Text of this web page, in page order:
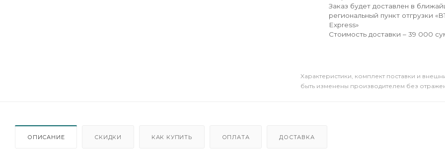
Заказ будет доставлен в
региональный пункт отгрузки
Express»
Стоимость доставки – 39 000
Xарактеристики, комплект поставки и
быть изменены производителем без
ОПИСАНИЕ СКИДКИ КАК КУПИТЬ ОПЛАТА ДОСТАВКА